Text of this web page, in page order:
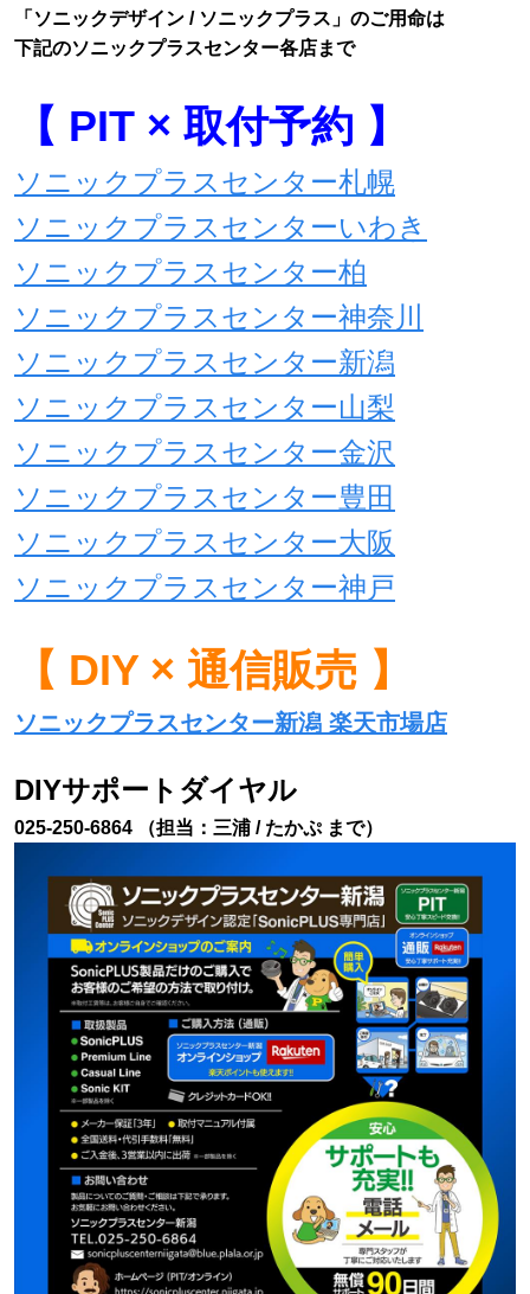
「ソニックデザイン / ソニックプラス」のご用命は
下記のソニックプラスセンター各店まで
【 PIT × 取付予約 】
ソニックプラスセンター札幌
ソニックプラスセンターいわき
ソニックプラスセンター柏
ソニックプラスセンター神奈川
ソニックプラスセンター新潟
ソニックプラスセンター山梨
ソニックプラスセンター金沢
ソニックプラスセンター豊田
ソニックプラスセンター大阪
ソニックプラスセンター神戸
【 DIY × 通信販売 】
ソニックプラスセンター新潟 楽天市場店
DIYサポートダイヤル
025-250-6864 （担当：三浦 / たかぷ まで）